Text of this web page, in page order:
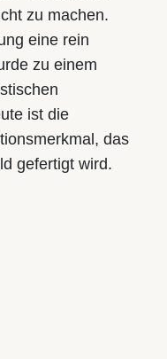
zu machen.
eine rein
zu einem
ist die
das
gefertigt wird.